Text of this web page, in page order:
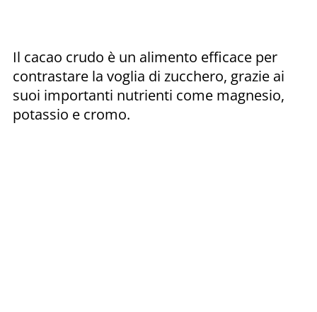
Il cacao crudo è un alimento efficace per
contrastare la voglia di zucchero, grazie ai
suoi importanti nutrienti come magnesio,
potassio e cromo.